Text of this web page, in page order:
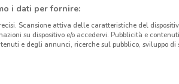
i dati per fornire:
Scansione attiva delle caratteristiche del
su dispositivo e/o accedervi. Pubblicità e
e degli annunci, ricerche sul pubblico, sviluppo di